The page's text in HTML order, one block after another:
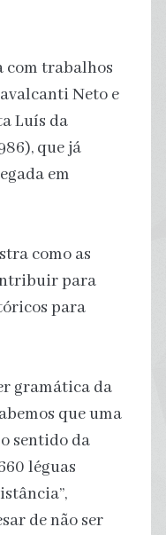
com trabalhos
Neto e
Luís da
que já
em
como as
para
para
gramática da
que uma
sentido da
léguas
de não ser